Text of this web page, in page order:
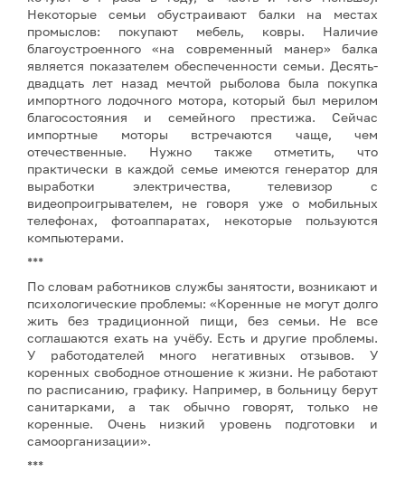
Некоторые семьи обустраивают балки на местах
промыслов: покупают мебель, ковры. Наличие
благоустроенного «на современный манер» балка
является показателем обеспеченности семьи. Десять-
двадцать лет назад мечтой рыболова была покупка
импортного лодочного мотора, который был мерилом
благосостояния и семейного престижа. Сейчас
импортные моторы встречаются чаще, чем
отечественные. Нужно также отметить, что
практически в каждой семье имеются генератор для
выработки электричества, телевизор с
видеопроигрывателем, не говоря уже о мобильных
телефонах, фотоаппаратах, некоторые пользуются
компьютерами.
***
По словам работников службы занятости, возникают и
психологические проблемы: «Коренные не могут долго
жить без традиционной пищи, без семьи. Не все
соглашаются ехать на учёбу. Есть и другие проблемы.
У работодателей много негативных отзывов. У
коренных свободное отношение к жизни. Не работают
по расписанию, графику. Например, в больницу берут
санитарками, а так обычно говорят, только не
коренные. Очень низкий уровень подготовки и
самоорганизации».
***